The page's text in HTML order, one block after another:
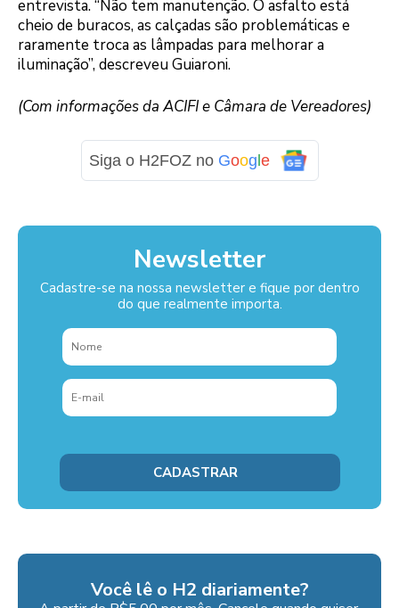
entrevista. “Não tem manutenção. O asfalto está
cheio de buracos, as calçadas são problemáticas e
raramente troca as lâmpadas para melhorar a
iluminação”, descreveu Guiaroni.
(Com informações da ACIFI e Câmara de Vereadores)
Siga o H2FOZ no Google
Newsletter
Cadastre-se na nossa newsletter e fique por dentro
do que realmente importa.
Você lê o H2 diariamente?